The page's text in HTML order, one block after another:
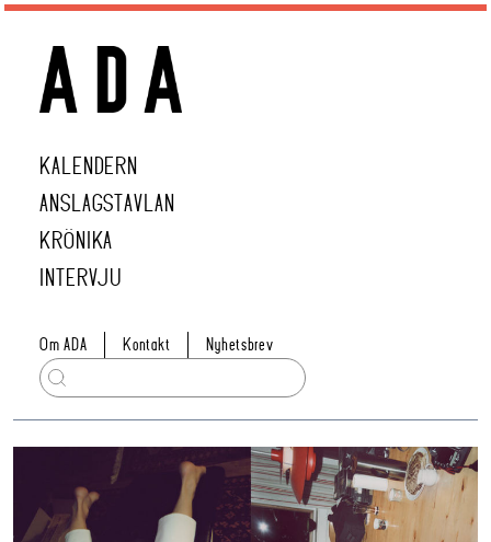
KALENDERN
ANSLAGSTAVLAN
KRÖNIKA
INTERVJU
Om ADA Kontakt Nyhetsbrev